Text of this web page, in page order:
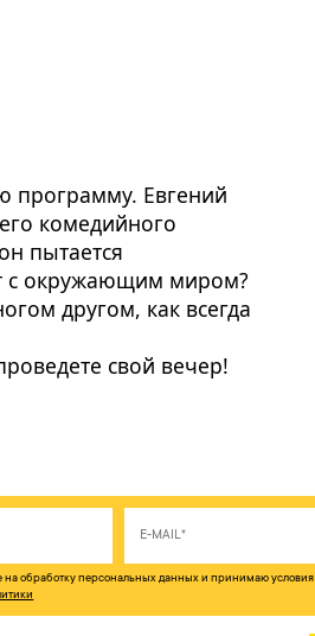
программу. Евгений
комедийного
пытается
с окружающим миром?
другом, как всегда
свой вечер!
на обработку персональных данных и принимаю условия